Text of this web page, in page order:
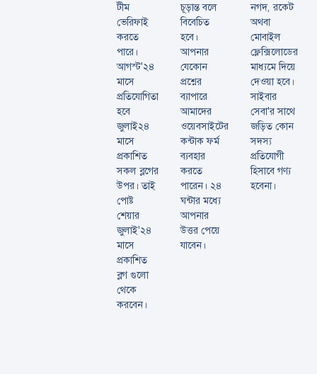
টীম
ভেরিফাই
করতে
পারে।
আগস্ট'২৪
মাসে
প্রতিযোগিতা
হবে
জুলাই২৪
মাসে
প্রকাশিত
সকল ব্লগের
উপর। তাই
পোষ্ট
শেয়ার
জুলাই'২৪
মাসে
প্রকাশিত
ব্লগ গুলো
থেকে
করবেন।
চূড়ান্ত বলে
বিবেচিত
হবে।
আপনার
যেকোন
প্রশ্নের
ব্যাপারে
আমাদের
ওয়েবসাইটের
কন্টাক ফর্ম
ব্যবহার
করতে
পারেন। ২৪
ঘন্টার মধ্যে
আপনার
উত্তর পেয়ে
যাবেন।
নগদ, রকেট
অথবা
মোবাইল
ফ্লেক্সিলোডের
মাধ্যমে দিয়ে
দেওয়া হবে।
সাইবার
সেবা'র সাথে
জড়িত কোন
সদস্য
প্রতিযোগী
হিসাবে গণ্য
হবেনা।